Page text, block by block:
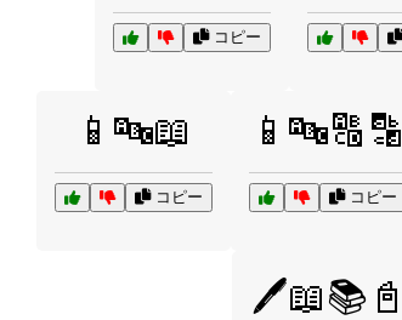
コピー
📱🔤📖
コピー
📱🔤🔠🔡
コピー
🖊️📖📚📓